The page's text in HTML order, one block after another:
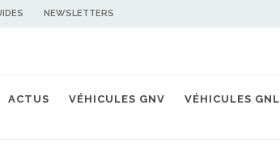
NEWSLETTERS
ACTUS VÉHICULES GNV VÉHICULES GNL